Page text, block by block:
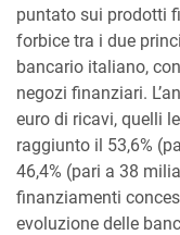
puntato sui prodotti
forbice tra i due
bancario italiano,
negozi finanziari.
euro di ricavi, quelli
raggiunto il 53,6%
46,4% (pari a 38
finanziamenti
evoluzione delle